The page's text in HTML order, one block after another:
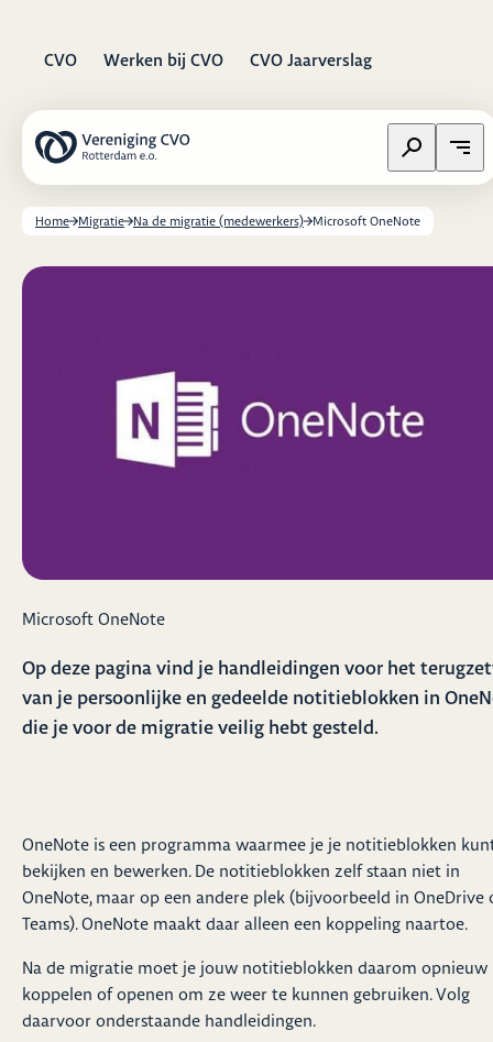
CVO Werken bij CVO CVO Jaarverslag
Zoeken op
Home Migratie Na de migratie (medewerkers) Microsoft OneNote
Microsoft OneNote
Op deze pagina vind je handleidingen voor het
van je persoonlijke en gedeelde notitieblokken in
die je voor de migratie veilig hebt gesteld.
OneNote is een programma waarmee je je notitieblokken
bekijken en bewerken. De notitieblokken zelf staan niet in
OneNote, maar op een andere plek (bijvoorbeeld in OneDrive
Teams). OneNote maakt daar alleen een koppeling naartoe.
Na de migratie moet je jouw notitieblokken daarom opnieuw
koppelen of openen om ze weer te kunnen gebruiken. Volg
daarvoor onderstaande handleidingen.